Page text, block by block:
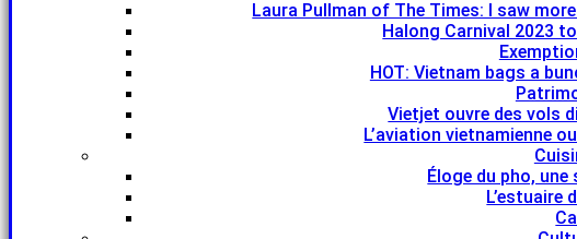
Laura Pullman of The Times: I saw
Halong Carnival 2023
HOT: Vietnam bags a
Vietjet ouvre des vols
L’aviation vietnamienne
Éloge du pho,
L’estuaire